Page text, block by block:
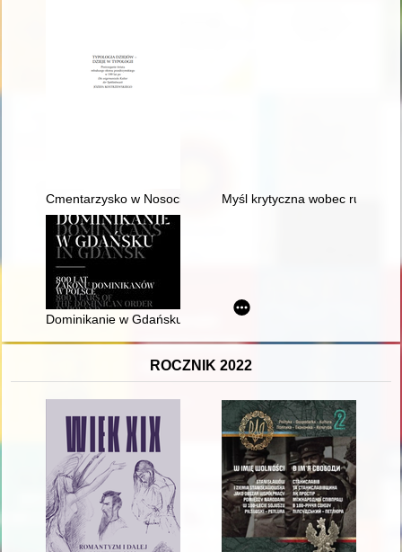
Cmentarzysko w Nosocicach : groby i artefakty po stu latach
Myśl krytyczna wobec ruchów
Dominikanie w Gdańsku : 800 lat zakonu dominikanów w
ROCZNIK 2022